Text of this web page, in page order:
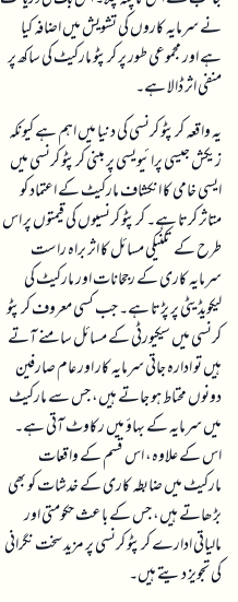
نے سرمایہ کاروں کی تشویش میں اضافہ کیا
ہے اور مجموعی طور پر کرپٹو مارکیٹ کی ساکھ پر
منفی اثر ڈالا ہے۔
یہ واقعہ کرپٹو کرنسی کی دنیا میں اہم ہے کیونکہ
زیکش جیسی پرائیویسی پر مبنی کرپٹو کرنسی میں
ایسی خامی کا انکشاف مارکیٹ کے اعتماد کو
متاثر کرتا ہے۔ کرپٹو کرنسیوں کی قیمتوں پر اس
طرح کے تکنیکی مسائل کا اثر براہ راست
سرمایہ کاری کے رجحانات اور مارکیٹ کی
لیکویڈیٹی پر پڑتا ہے۔ جب کسی معروف کرپٹو
کرنسی میں سیکیورٹی کے مسائل سامنے آتے
ہیں تو ادارہ جاتی سرمایہ کار اور عام صارفین
دونوں محتاط ہو جاتے ہیں، جس سے مارکیٹ
میں سرمایہ کے بہاؤ میں رکاوٹ آتی ہے۔
اس کے علاوہ، اس قسم کے واقعات
مارکیٹ میں ضابطہ کاری کے خدشات کو بھی
بڑھاتے ہیں، جس کے باعث حکومتی اور
مالیاتی ادارے کرپٹو کرنسی پر مزید سخت نگرانی
کی تجویز دیتے ہیں۔